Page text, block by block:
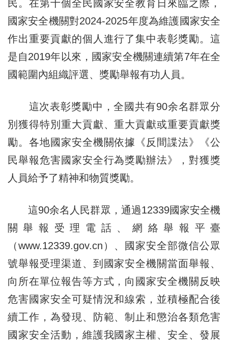
民。在第十個全民國家安全教育日來臨之際，
國家安全機關對2024-2025年度為維護國家安全
作出重要貢獻的個人進行了集中表彰獎勵。這
是自2019年以來，國家安全機關連續第7年在全
國範圍內組織評選、獎勵舉報有功人員。
這次表彰獎勵中，全國共有90余名群眾分
別獲得特別重大貢獻、重大貢獻或重要貢獻獎
勵。各地國家安全機關依據《反間諜法》《公
民舉報危害國家安全行為獎勵辦法》，對獲獎
人員給予了精神和物質獎勵。
這90余名人民群眾，通過12339國家安全機
關舉報受理電話、網絡舉報平臺
（www.12339.gov.cn）、國家安全部微信公眾
號舉報受理渠道、到國家安全機關當面舉報、
向所在單位報告等方式，向國家安全機關反映
危害國家安全可疑情況和線索，並積極配合後
續工作，為發現、防範、制止和懲治各類危害
國家安全活動，維護我國家主權、安全、發展